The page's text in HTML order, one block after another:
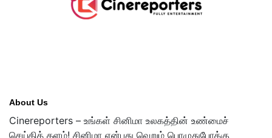
About Us
Cinereporters – உங்கள் சினிமா உலகத்தின் உண்மைச்
செய்தித் தளம்! சினிமா என்பது வெறும் பொழுதுபோக்கு